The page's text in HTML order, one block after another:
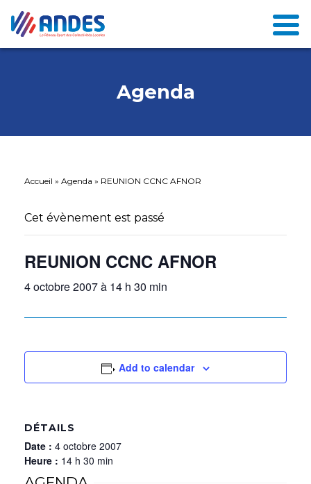
Agenda
Accueil » Agenda » REUNION CCNC AFNOR
Cet évènement est passé
REUNION CCNC AFNOR
4 octobre 2007 à 14 h 30 min
Add to calendar
DÉTAILS
Date : 4 octobre 2007
Heure : 14 h 30 min